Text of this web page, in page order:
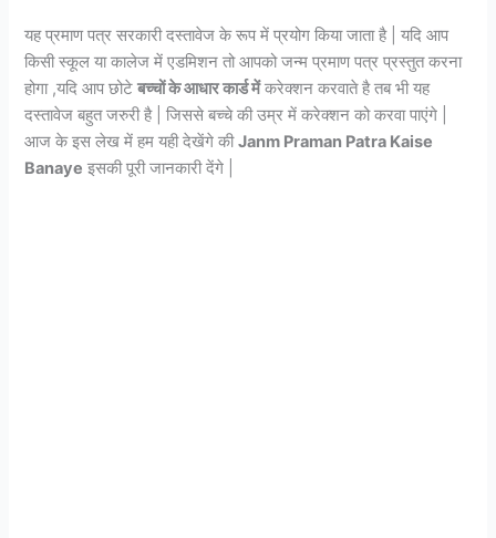
यह प्रमाण पत्र सरकारी दस्तावेज के रूप में प्रयोग किया जाता है | यदि आप
किसी स्कूल या कालेज में एडमिशन तो आपको जन्म प्रमाण पत्र प्रस्तुत करना
होगा ,यदि आप छोटेबच्चों के आधार कार्ड मेंकरेक्शन करवाते है तब भी यह
दस्तावेज बहुत जरुरी है | जिससे बच्चे की उम्र में करेक्शन को करवा पाएंगे |
आज के इस लेख में हम यही देखेंगे कीJanm Praman Patra Kaise
Banaye इसकी पूरी जानकारी देंगे |